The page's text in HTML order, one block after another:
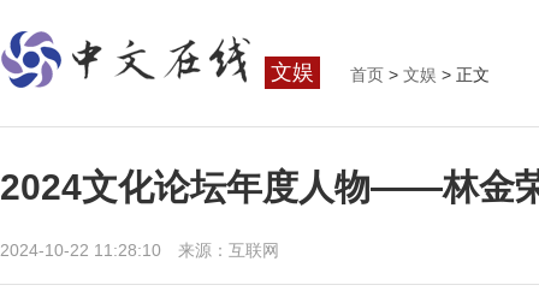
文娱 首页 > 文娱 > 正文
2024文化论坛年度人物——林金
2024-10-22 11:28:10 来源：互联网